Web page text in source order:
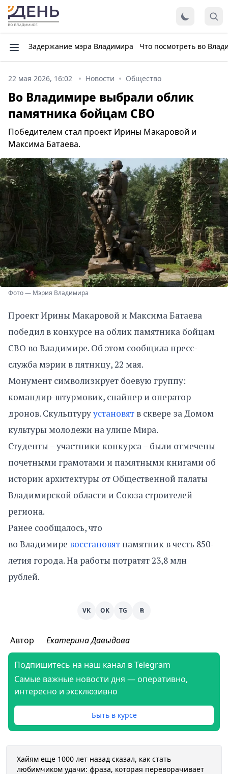
Задержание мэра Владимира Что посмотреть во
22 мая 2026, 16:02 Новости Общество
Во Владимире выбрали облик
памятника бойцам СВО
Победителем стал проект Ирины Макаровой и
Максима Батаева.
Фото — Мэрия Владимира
Проект Ирины Макаровой и Максима Батаева
победил в конкурсе на облик памятника бойцам
СВО во Владимире. Об этом сообщила пресс-
служба мэрии в пятницу, 22 мая.
Монумент символизирует боевую группу:
командир-штурмовик, снайпер и оператор
дронов. Скульптуруустановят в сквере за Домом
культуры молодежи на улице Мира.
Студенты – участники конкурса – были отмечены
почетными грамотами и памятными книгами об
истории архитектуры от Общественной палаты
Владимирской области и Союза строителей
региона.
Ранее сообщалось, что
во Владимире восстановят памятник в честь 850-
летия города. На работы потратят 23,8 млн
рублей.
VK OK TG ⎘
Автор Екатерина Давыдова
Подпишитесь на наш канал в Telegram
Самые важные новости дня — оперативно,
интересно и эксклюзивно
Быть в курсе
Хайям еще 1000 лет назад сказал, как стать
любимчиком удачи: фраза, которая переворачивает